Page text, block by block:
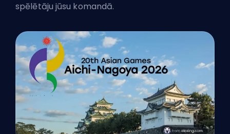
spēlētāju jūsu komandā.